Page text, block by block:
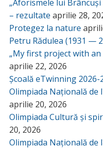
„Aforismele lui
– rezultate aprilie 28,
Protegez la nature
Petru Rădulea (1931 —
„My first project with
aprilie 22, 2026
Școală eTwinning 2026-
Olimpiada Națională de
aprilie 20, 2026
Olimpiada Cultură și
20, 2026
Olimpiada Națională de